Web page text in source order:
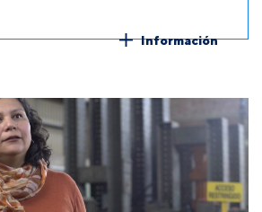
Información